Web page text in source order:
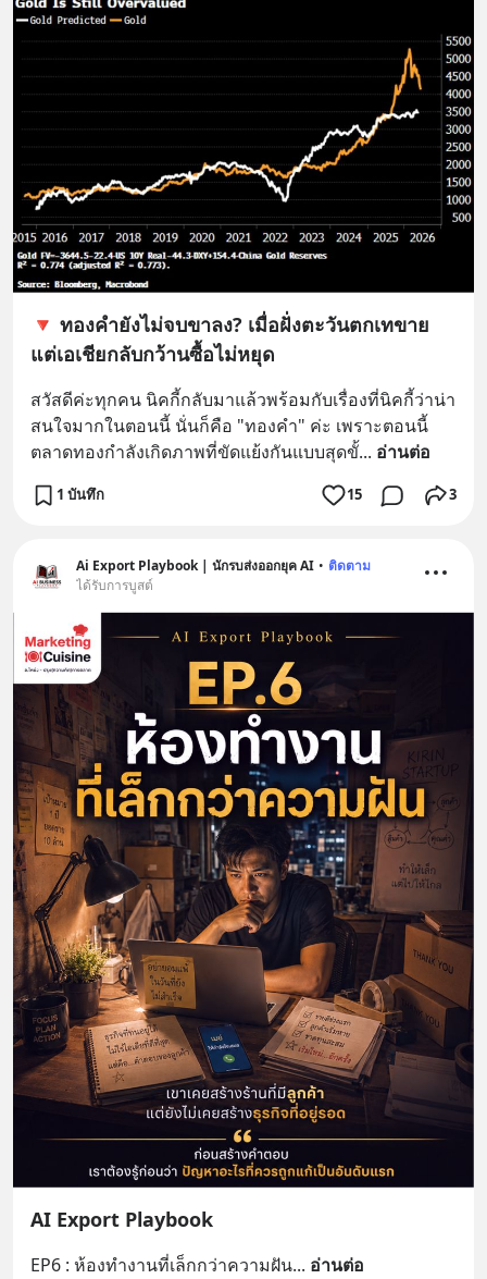
🔻 ทองคำยังไม่จบขาลง? เมื่อฝั่งตะวันตกเทขาย
แต่เอเชียกลับกว้านซื้อไม่หยุด
สวัสดีค่ะทุกคน นิคกี้กลับมาแล้วพร้อมกับเรื่องที่นิคกี้ว่าน่า
สนใจมากในตอนนี้ นั่นก็คือ "ทองคำ" ค่ะ เพราะตอนนี้
ตลาดทองกำลังเกิดภาพที่ขัดแย้งกันแบบสุดขั้... อ่านต่อ
1 บันทึก 15 3
Ai Export Playbook | นักรบส่งออกยุค AI • ติดตาม
ได้รับการบูสต์
AI Export Playbook
EP6 : ห้องทำงานที่เล็กกว่าความฝัน... อ่านต่อ